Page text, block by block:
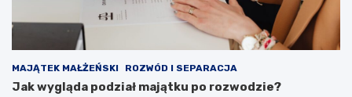
MAJĄTEK MAŁŻEŃSKI ROZWÓD I SEPARACJA
Jak wygląda podział majątku po rozwodzie?